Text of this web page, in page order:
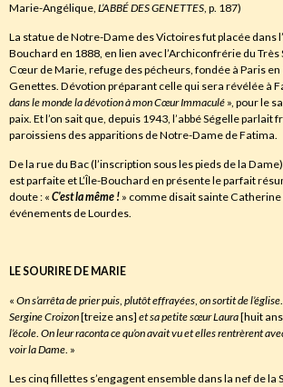
Marie-Angélique, L’ABBÉ DES GENETTES, p. 187)
La statue de Notre-Dame des Victoires fut placée dans
Bouchard en 1888, en lien avec l’Archiconfrérie du
Cœur de Marie, refuge des pécheurs, fondée à Paris en
Genettes. Dévotion préparant celle qui sera révélée à
dans le monde la dévotionàmon Cœur Immaculé », pour le
paix. Et l’on sait que, depuis 1943, l’abbé Ségelle parlait
paroissiens des apparitions de Notre-Dame de Fatima.
De la rue du Bac (l’inscription sous les pieds de la
est parfaite et L’Île-Bouchard en présente le parfait
doute : « C’est la même ! » comme disait sainte
événements de Lourdes.
LE SOURIRE DE MARIE
« On s’arrêta de prier puis, plutôt effrayées, on sortit de l’église.
Sergine Croizon[treize ans] et sa petite sœur Laura[huit
l’école. On leur raconta ce qu’on avait vu et elles rentrèrent
voir la Dame. »
Les cinq fillettes s’engagent ensemble dans la nef de la